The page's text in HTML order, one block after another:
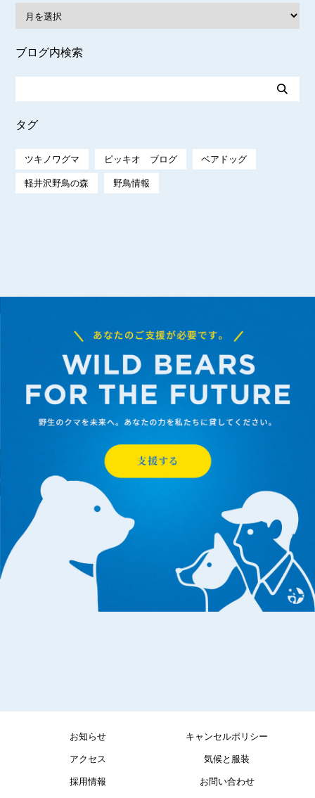
ブログ内検索
タグ
ツキノワグマ ピッキオ ブログ ベアドッグ
軽井沢野鳥の森 野鳥情報
お知らせ キャンセルポリシー
アクセス 気候と服装
採用情報 お問い合わせ